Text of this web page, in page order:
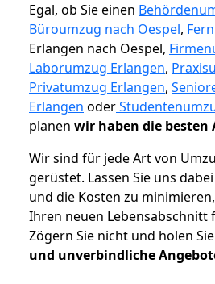
Egal, ob Sie einen
Büroumzug nach Oespel,
Erlangen nach Oespel,
Laborumzug Erlangen,
Privatumzug Erlangen,
Erlangen oder
planen wir haben die besten
Wir sind für jede Art von
gerüstet. Lassen Sie uns
und die Kosten zu
Ihren neuen Lebensabschnitt
Zögern Sie nicht und holen
und unverbindliche